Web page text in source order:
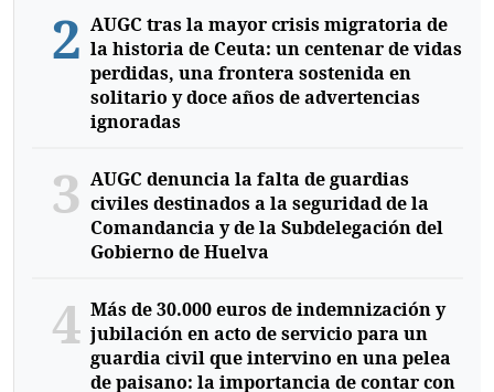
2 AUGC tras la mayor crisis migratoria de
la historia de Ceuta: un centenar de vidas
perdidas, una frontera sostenida en
solitario y doce años de advertencias
ignoradas
3 AUGC denuncia la falta de guardias
civiles destinados a la seguridad de la
Comandancia y de la Subdelegación del
Gobierno de Huelva
4 Más de 30.000 euros de indemnización y
jubilación en acto de servicio para un
guardia civil que intervino en una pelea
de paisano: la importancia de contar con